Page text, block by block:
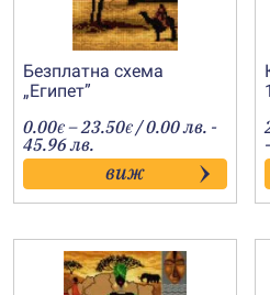
Безплатна схема
„Египет”
0.00€ –23.50€Price
range:
0.00€
through
23.50€
/ 0.00 лв. -
45.96 лв.
виж